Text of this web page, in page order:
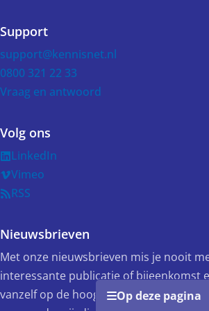
Op deze pagina
Support
support@kennisnet.nl
0800 321 22 33
Vraag en antwoord
Volg ons
LinkedIn
Vimeo
RSS
Nieuwsbrieven
Met onze nieuwsbrieven mis je nooit
interessante publicatie of bijeenkomst
vanzelf op de hoogte van de